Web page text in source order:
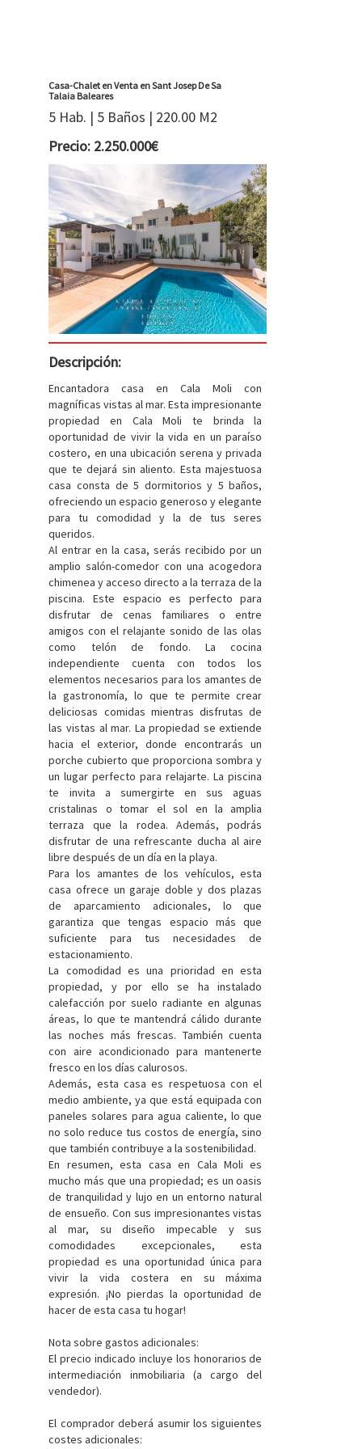
Casa-Chalet en Venta en Sant Josep De Sa
Talaia Baleares
5 Hab. | 5 Baños | 220.00 M2
Precio: 2.250.000€
Descripción:
Encantadora casa en Cala Moli con
magníficas vistas al mar. Esta impresionante
propiedad en Cala Moli te brinda la
oportunidad de vivir la vida en un paraíso
costero, en una ubicación serena y privada
que te dejará sin aliento. Esta majestuosa
casa consta de 5 dormitorios y 5 baños,
ofreciendo un espacio generoso y elegante
para tu comodidad y la de tus seres
queridos.
Al entrar en la casa, serás recibido por un
amplio salón-comedor con una acogedora
chimenea y acceso directo a la terraza de la
piscina. Este espacio es perfecto para
disfrutar de cenas familiares o entre
amigos con el relajante sonido de las olas
como telón de fondo. La cocina
independiente cuenta con todos los
elementos necesarios para los amantes de
la gastronomía, lo que te permite crear
deliciosas comidas mientras disfrutas de
las vistas al mar. La propiedad se extiende
hacia el exterior, donde encontrarás un
porche cubierto que proporciona sombra y
un lugar perfecto para relajarte. La piscina
te invita a sumergirte en sus aguas
cristalinas o tomar el sol en la amplia
terraza que la rodea. Además, podrás
disfrutar de una refrescante ducha al aire
libre después de un día en la playa.
Para los amantes de los vehículos, esta
casa ofrece un garaje doble y dos plazas
de aparcamiento adicionales, lo que
garantiza que tengas espacio más que
suficiente para tus necesidades de
estacionamiento.
La comodidad es una prioridad en esta
propiedad, y por ello se ha instalado
calefacción por suelo radiante en algunas
áreas, lo que te mantendrá cálido durante
las noches más frescas. También cuenta
con aire acondicionado para mantenerte
fresco en los días calurosos.
Además, esta casa es respetuosa con el
medio ambiente, ya que está equipada con
paneles solares para agua caliente, lo que
no solo reduce tus costos de energía, sino
que también contribuye a la sostenibilidad.
En resumen, esta casa en Cala Moli es
mucho más que una propiedad; es un oasis
de tranquilidad y lujo en un entorno natural
de ensueño. Con sus impresionantes vistas
al mar, su diseño impecable y sus
comodidades excepcionales, esta
propiedad es una oportunidad única para
vivir la vida costera en su máxima
expresión. ¡No pierdas la oportunidad de
hacer de esta casa tu hogar!
Nota sobre gastos adicionales:
El precio indicado incluye los honorarios de
intermediación inmobiliaria (a cargo del
vendedor).
El comprador deberá asumir los siguientes
costes adicionales: